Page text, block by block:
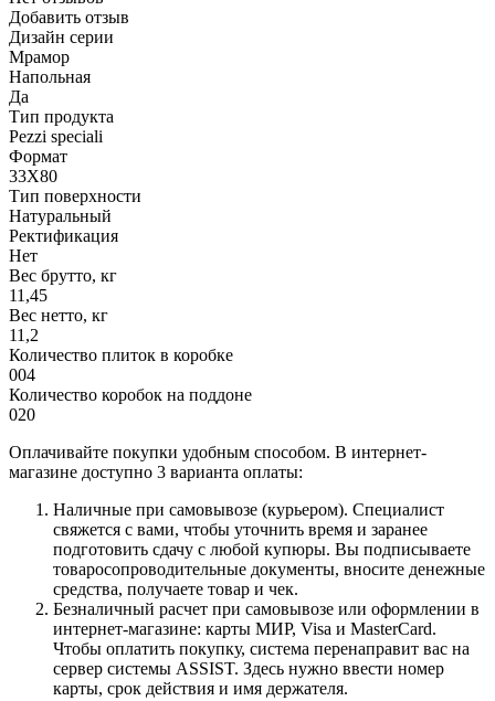
Добавить отзыв
Дизайн серии
Мрамор
Напольная
Да
Тип продукта
Pezzi speciali
Формат
33X80
Тип поверхности
Натуральный
Ректификация
Нет
Вес брутто, кг
11,45
Вес нетто, кг
11,2
Количество плиток в коробке
004
Количество коробок на поддоне
020
Оплачивайте покупки удобным способом. В интернет-
магазине доступно 3 варианта оплаты:
Наличные при самовывозе (курьером). Специалист
свяжется с вами, чтобы уточнить время и заранее
подготовить сдачу с любой купюры. Вы подписываете
товаросопроводительные документы, вносите денежные
средства, получаете товар и чек.
Безналичный расчет при самовывозе или оформлении в
интернет-магазине: карты МИР, Visa и MasterCard.
Чтобы оплатить покупку, система перенаправит вас на
сервер системы ASSIST. Здесь нужно ввести номер
карты, срок действия и имя держателя.